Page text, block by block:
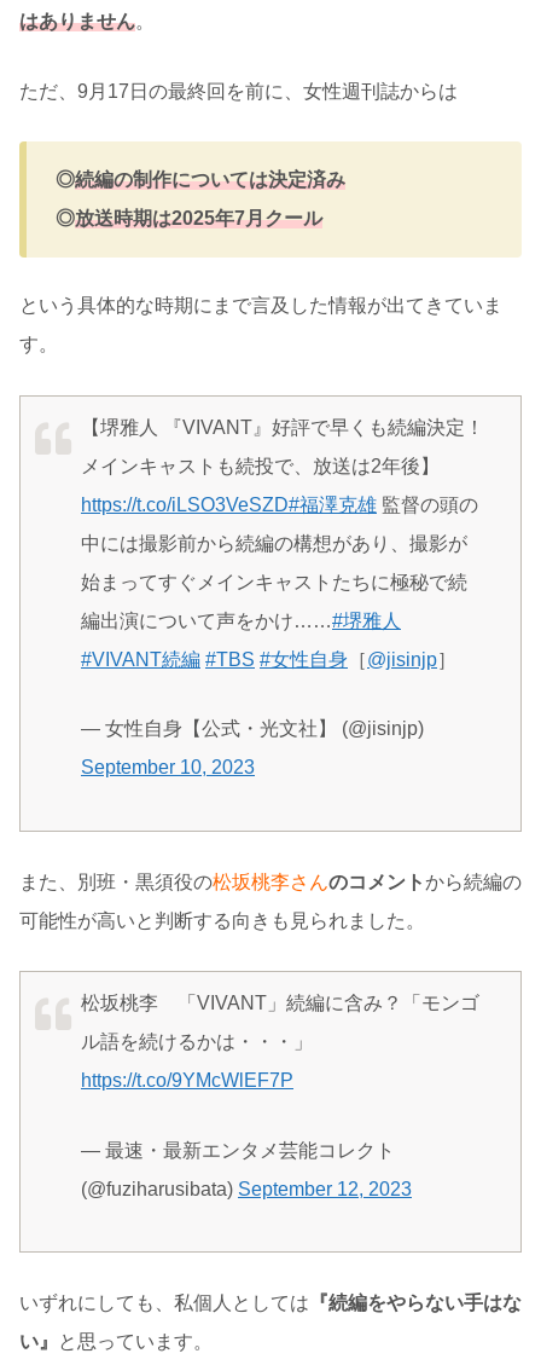
はありません。
ただ、9月17日の最終回を前に、女性週刊誌からは
◎続編の制作については決定済み
◎放送時期は2025年7月クール
という具体的な時期にまで言及した情報が出てきていま
す。
【堺雅人 『VIVANT』好評で早くも続編決定！
メインキャストも続投で、放送は2年後】
https://t.co/iLSO3VeSZD#福澤克雄 監督の頭の
中には撮影前から続編の構想があり、撮影が
始まってすぐメインキャストたちに極秘で続
編出演について声をかけ……#堺雅人
#VIVANT続編 #TBS #女性自身 ［@jisinjp］
— 女性自身【公式・光文社】 (@jisinjp)
September 10, 2023
また、別班・黒須役の松坂桃李さんのコメントから続編の
可能性が高いと判断する向きも見られました。
松坂桃李 「VIVANT」続編に含み？「モンゴ
ル語を続けるかは・・・」
https://t.co/9YMcWlEF7P
— 最速・最新エンタメ芸能コレクト
(@fuziharusibata) September 12, 2023
いずれにしても、私個人としては 『続編をやらない手はな
い』
と思っています。